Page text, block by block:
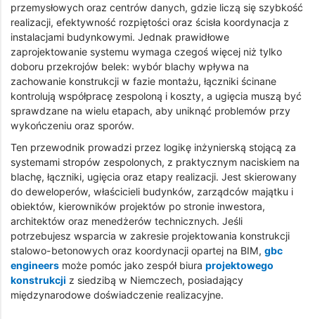
przemysłowych oraz centrów danych, gdzie liczą się szybkość
realizacji, efektywność rozpiętości oraz ścisła koordynacja z
instalacjami budynkowymi. Jednak prawidłowe
zaprojektowanie systemu wymaga czegoś więcej niż tylko
doboru przekrojów belek: wybór blachy wpływa na
zachowanie konstrukcji w fazie montażu, łączniki ścinane
kontrolują współpracę zespoloną i koszty, a ugięcia muszą być
sprawdzane na wielu etapach, aby uniknąć problemów przy
wykończeniu oraz sporów.
Ten przewodnik prowadzi przez logikę inżynierską stojącą za
systemami stropów zespolonych, z praktycznym naciskiem na
blachę, łączniki, ugięcia oraz etapy realizacji. Jest skierowany
do deweloperów, właścicieli budynków, zarządców majątku i
obiektów, kierowników projektów po stronie inwestora,
architektów oraz menedżerów technicznych. Jeśli
potrzebujesz wsparcia w zakresie projektowania konstrukcji
stalowo-betonowych oraz koordynacji opartej na BIM, gbc
engineers może pomóc jako zespół biura projektowego
konstrukcji z siedzibą w Niemczech, posiadający
międzynarodowe doświadczenie realizacyjne.